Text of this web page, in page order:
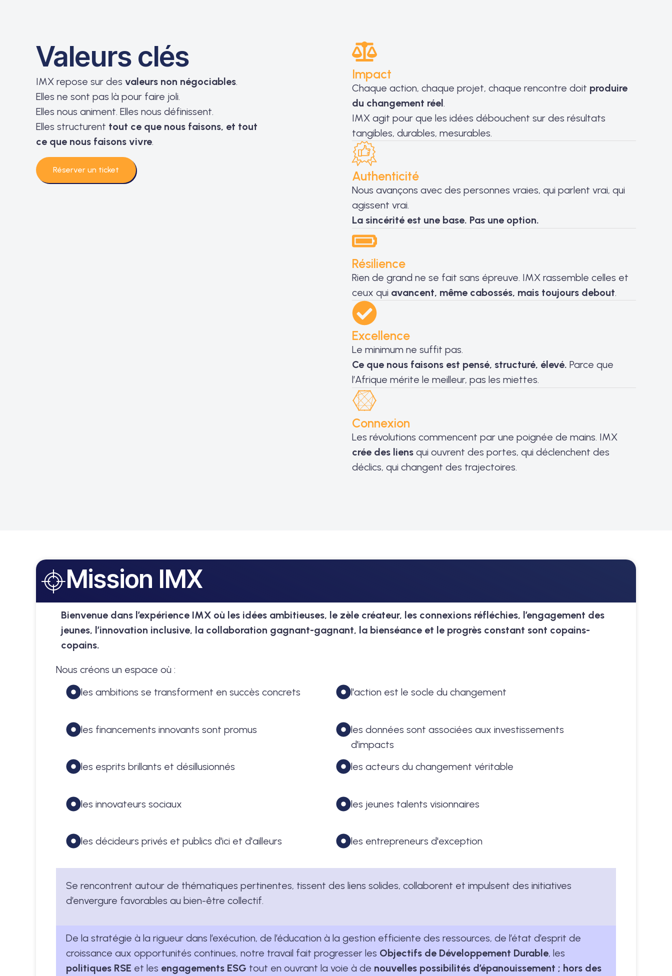
Valeurs clés
IMX repose sur des valeurs non négociables.
Elles ne sont pas là pour faire joli.
Elles nous animent. Elles nous définissent.
Elles structurent tout ce que nous faisons, et tout
ce que nous faisons vivre.
Réserver un ticket
Impact
Chaque action, chaque projet, chaque rencontre doit produire
du changement réel.
IMX agit pour que les idées débouchent sur des résultats
tangibles, durables, mesurables.
Authenticité
Nous avançons avec des personnes vraies, qui parlent vrai, qui
agissent vrai.
La sincérité est une base. Pas une option.
Résilience
Rien de grand ne se fait sans épreuve. IMX rassemble celles et
ceux qui avancent, même cabossés, mais toujours debout.
Excellence
Le minimum ne suffit pas.
Ce que nous faisons est pensé, structuré, élevé. Parce que
l’Afrique mérite le meilleur, pas les miettes.
Connexion
Les révolutions commencent par une poignée de mains. IMX
crée des liensqui ouvrent des portes, qui déclenchent des
déclics, qui changent des trajectoires.
Mission IMX
Bienvenue dans l’expérience IMX où les idées ambitieuses, le zèle créateur, les connexions réfléchies, l’engagement des
jeunes, l’innovation inclusive, la collaboration gagnant-gagnant, la bienséance et le progrès constant sont copains-
copains.
Nous créons un espace où :
les ambitions se transforment en succès concrets
l'action est le socle du changement
les financements innovants sont promus
les données sont associées aux investissements
d'impacts
les esprits brillants et désillusionnés
les acteurs du changement véritable
les innovateurs sociaux les jeunes talents visionnaires
les décideurs privés et publics d'ici et d'ailleurs les entrepreneurs d'exception
Se rencontrent autour de thématiques pertinentes, tissent des liens solides, collaborent et impulsent des initiatives
d’envergure favorables au bien-être collectif.
De la stratégie à la rigueur dans l’exécution, de l’éducation à la gestion efficiente des ressources, de l’état d’esprit de
croissance aux opportunités continues, notre travail fait progresser les Objectifs de Développement Durable, les
politiques RSE et les engagements ESG tout en ouvrant la voie à de nouvelles possibilités d’épanouissement ; hors des